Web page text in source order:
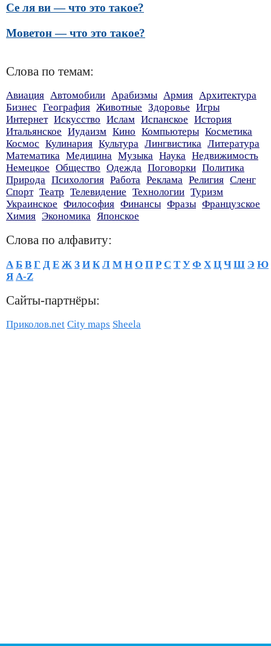
Се ля ви — что это такое?
Моветон — что это такое?
Слова по темам:
Авиация Автомобили Арабизмы Армия Архитектура
Бизнес География Животные Здоровье Игры
Интернет Искусство Ислам Испанское История
Итальянское Иудаизм Кино Компьютеры Косметика
Космос Кулинария Культура Лингвистика Литература
Математика Медицина Музыка Наука Недвижимость
Немецкое Общество Одежда Поговорки Политика
Природа Психология Работа Реклама Религия Сленг
Спорт Театр Телевидение Технологии Туризм
Украинское Философия Финансы Фразы Французское
Химия Экономика Японское
Слова по алфавиту:
А Б В Г Д Е Ж З И К Л М Н О П Р С Т У Ф Х Ц Ч Ш Э Ю
Я A-Z
Сайты-партнёры:
Приколов.net City maps Sheela